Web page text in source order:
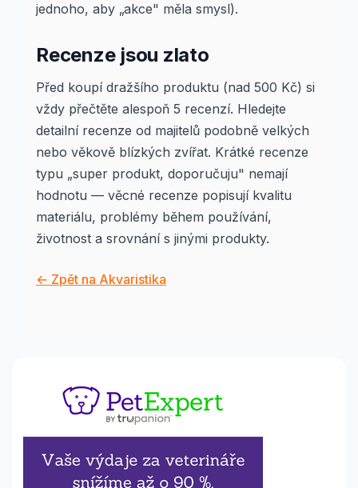
jednoho, aby „akce" měla smysl).
Recenze jsou zlato
Před koupí dražšího produktu (nad 500 Kč) si
vždy přečtěte alespoň 5 recenzí. Hledejte
detailní recenze od majitelů podobně velkých
nebo věkově blízkých zvířat. Krátké recenze
typu „super produkt, doporučuju" nemají
hodnotu — věcné recenze popisují kvalitu
materiálu, problémy během používání,
životnost a srovnání s jinými produkty.
← Zpět na Akvaristika